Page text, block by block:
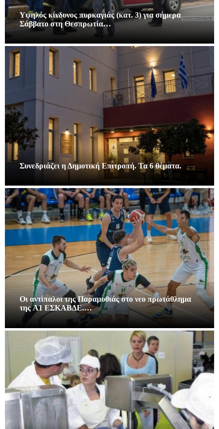
Υψηλός κίνδυνος πυρκαγιάς (κατ. 3) για σήμερα
Σάββατο στη Θεσπρωτία…
Συνεδριάζει η Δημοτική Επιτροπή. Τα 6 θέματα.
Οι αντίπαλοι της Παραμυθιάς στο νεο πρωτάθλημα
της A1 ΕΣΚΑΒΔΕ.…